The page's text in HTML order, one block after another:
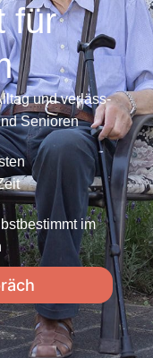
für
und ver­läss­
Senioren
im